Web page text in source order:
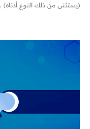
(يستثنى من ذلك النوع أدناه) .